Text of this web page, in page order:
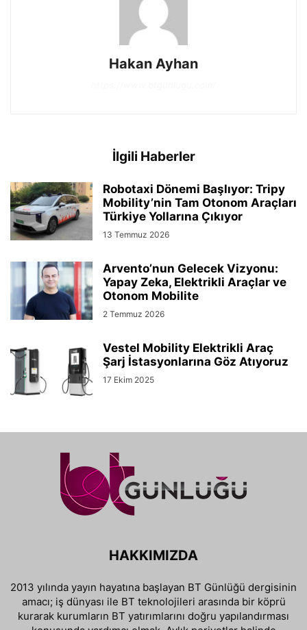
Hakan Ayhan
İlgili Haberler
Robotaxi Dönemi Başlıyor: Tripy
Mobility’nin Tam Otonom Araçları
Türkiye Yollarına Çıkıyor
13 Temmuz 2026
Arvento’nun Gelecek Vizyonu:
Yapay Zeka, Elektrikli Araçlar ve
Otonom Mobilite
2 Temmuz 2026
Vestel Mobility Elektrikli Araç
Şarj İstasyonlarına Göz Atıyoruz
17 Ekim 2025
HAKKIMIZDA
2013 yılında yayın hayatına başlayan BT Günlüğü dergisinin
amacı; iş dünyası ile BT teknolojileri arasında bir köprü
kurarak kurumların BT yatırımlarını doğru yapılandırması